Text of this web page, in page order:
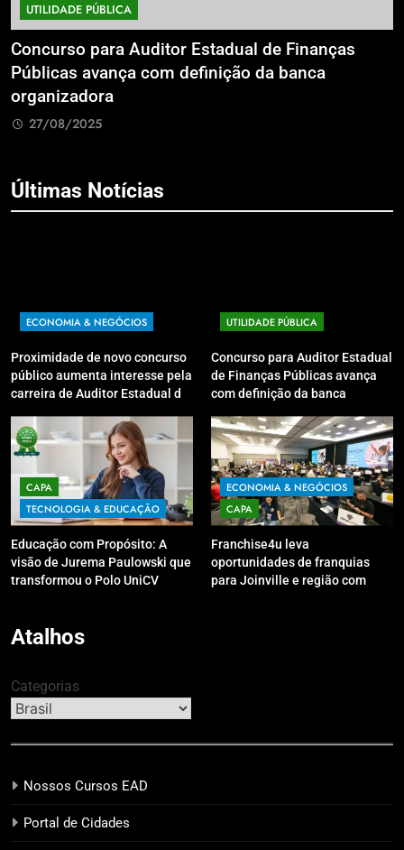
UTILIDADE PÚBLICA
Concurso para Auditor Estadual de Finanças
Públicas avança com definição da banca
organizadora
27/08/2025
Últimas Notícias
ECONOMIA & NEGÓCIOS
Proximidade de novo concurso
público aumenta interesse pela
carreira de Auditor Estadual de
Youtube irá sanar dúvidas
UTILIDADE PÚBLICA
Concurso para Auditor Estadual
de Finanças Públicas avança
com definição da banca
CAPA
TECNOLOGIA & EDUCAÇÃO
Educação com Propósito: A
visão de Jurema Paulowski que
transformou o Polo UniCV
ECONOMIA & NEGÓCIOS
CAPA
Franchise4u leva
oportunidades de franquias
para Joinville e região com
Atalhos
Categorias
Nossos Cursos EAD
Portal de Cidades